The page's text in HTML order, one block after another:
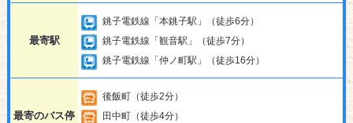
最寄駅
銚子電鉄線「本銚子駅」（徒歩6分）
銚子電鉄線「観音駅」（徒歩7分）
銚子電鉄線「仲ノ町駅」（徒歩16分）
最寄のバス停
後飯町（徒歩2分）
田中町（徒歩4分）